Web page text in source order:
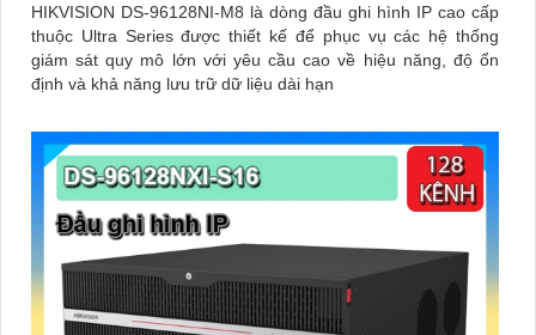
HIKVISION DS-96128NI-M8 là dòng đầu ghi hình IP cao cấp
thuộc Ultra Series được thiết kế để phục vụ các hệ thống
giám sát quy mô lớn với yêu cầu cao về hiệu năng, độ ổn
định và khả năng lưu trữ dữ liệu dài hạn